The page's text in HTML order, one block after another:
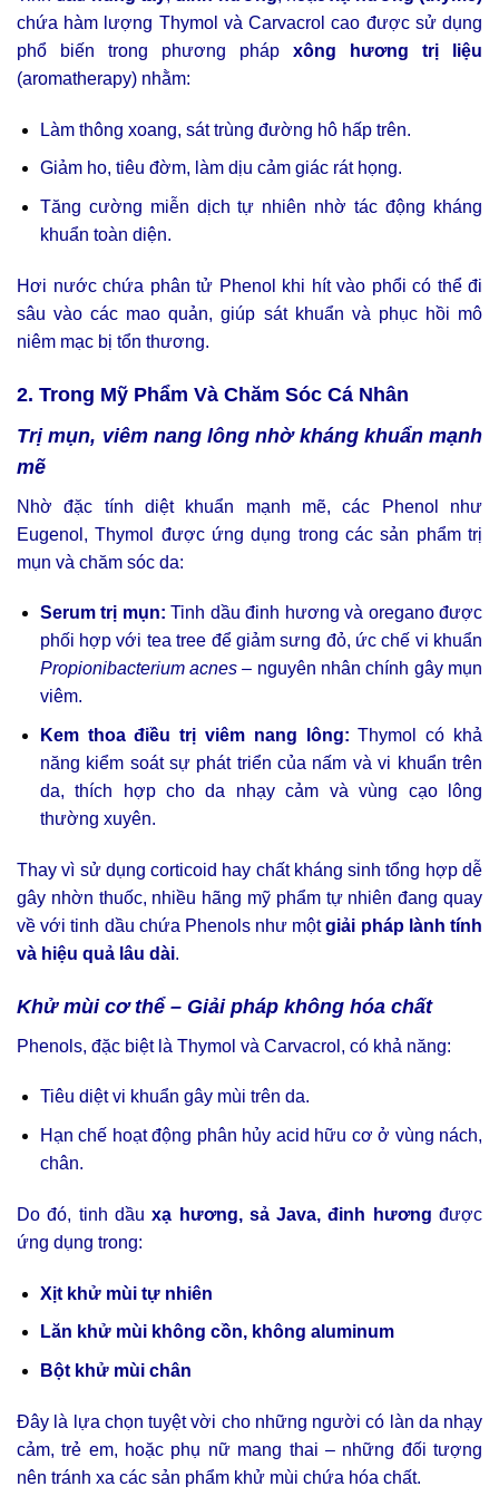
chứa hàm lượng Thymol và Carvacrol cao được sử dụng
phổ biến trong phương pháp xông hương trị liệu
(aromatherapy) nhằm:
Làm thông xoang, sát trùng đường hô hấp trên.
Giảm ho, tiêu đờm, làm dịu cảm giác rát họng.
Tăng cường miễn dịch tự nhiên nhờ tác động kháng
khuẩn toàn diện.
Hơi nước chứa phân tử Phenol khi hít vào phổi có thể đi
sâu vào các mao quản, giúp sát khuẩn và phục hồi mô
niêm mạc bị tổn thương.
2. Trong Mỹ Phẩm Và Chăm Sóc Cá Nhân
Trị mụn, viêm nang lông nhờ kháng khuẩn mạnh
mẽ
Nhờ đặc tính diệt khuẩn mạnh mẽ, các Phenol như
Eugenol, Thymol được ứng dụng trong các sản phẩm trị
mụn và chăm sóc da:
Serum trị mụn: Tinh dầu đinh hương và oregano được
phối hợp với tea tree để giảm sưng đỏ, ức chế vi khuẩn
Propionibacterium acnes – nguyên nhân chính gây mụn
viêm.
Kem thoa điều trị viêm nang lông: Thymol có khả
năng kiểm soát sự phát triển của nấm và vi khuẩn trên
da, thích hợp cho da nhạy cảm và vùng cạo lông
thường xuyên.
Thay vì sử dụng corticoid hay chất kháng sinh tổng hợp dễ
gây nhờn thuốc, nhiều hãng mỹ phẩm tự nhiên đang quay
về với tinh dầu chứa Phenols như mộtgiải pháp lành tính
và hiệu quả lâu dài.
Khử mùi cơ thể – Giải pháp không hóa chất
Phenols, đặc biệt là Thymol và Carvacrol, có khả năng:
Tiêu diệt vi khuẩn gây mùi trên da.
Hạn chế hoạt động phân hủy acid hữu cơ ở vùng nách,
chân.
Do đó, tinh dầuxạ hương, sả Java, đinh hương được
ứng dụng trong:
Xịt khử mùi tự nhiên
Lăn khử mùi không cồn, không aluminum
Bột khử mùi chân
Đây là lựa chọn tuyệt vời cho những người có làn da nhạy
cảm, trẻ em, hoặc phụ nữ mang thai – những đối tượng
nên tránh xa các sản phẩm khử mùi chứa hóa chất.